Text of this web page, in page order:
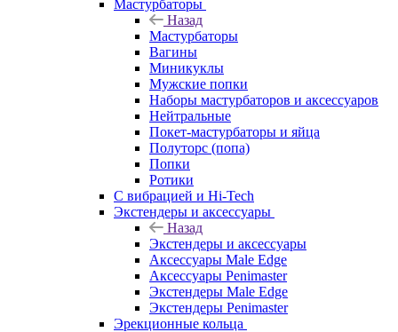
Мастурбаторы
Назад
Мастурбаторы
Вагины
Миникуклы
Мужские попки
Наборы мастурбаторов и аксессуаров
Нейтральные
Покет-мастурбаторы и яйца
Полуторс (попа)
Попки
Ротики
С вибрацией и Hi-Tech
Экстендеры и аксессуары
Назад
Экстендеры и аксессуары
Аксессуары Male Edge
Аксессуары Penimaster
Экстендеры Male Edge
Экстендеры Penimaster
Эрекционные кольца